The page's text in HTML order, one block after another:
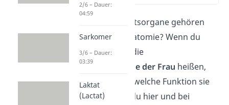
Welche Geschlechtsorgane gehören
zur weiblichen Anatomie? Wenn du
wissen willst, wie die
Geschlechtsorganeder Frau heißen,
wo sie liegen und welche Funktion sie
haben, dann bist du hier und bei
2/6 – Dauer:
04:59
Sarkomer
3/6 – Dauer:
03:39
Laktat
(Lactat)